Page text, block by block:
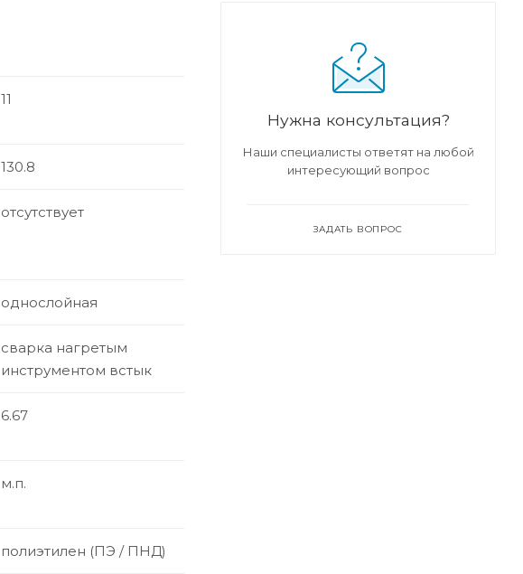
11
130.8
отсутствует
однослойная
сварка нагретым
инструментом встык
6.67
м.п.
полиэтилен (ПЭ / ПНД)
Нужна консультация?
Наши специалисты ответят на любой
интересующий вопрос
ЗАДАТЬ ВОПРОС